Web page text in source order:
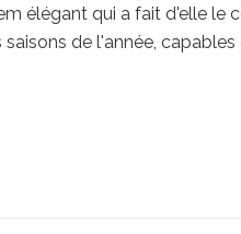
élégant qui a fait d'elle le
de l'année, capables